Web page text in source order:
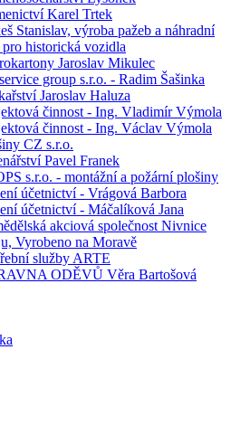
Karel Trtek
Stanislav, výroba pažeb a náhradní
historická vozidla
Jaroslav Mikulec
group s.r.o. - Radim Šašinka
Jaroslav Haluza
činnost - Ing. Vladimír Výmola
činnost - Ing. Václav Výmola
CZ s.r.o.
Pavel Franek
s.r.o. - montážní a požární plošiny
účetnictví - Vrágová Barbora
účetnictví - Máčalíková Jana
akciová společnost Nivnice
Vyrobeno na Moravě
služby ARTE
ODĚVŮ Věra Bartošová